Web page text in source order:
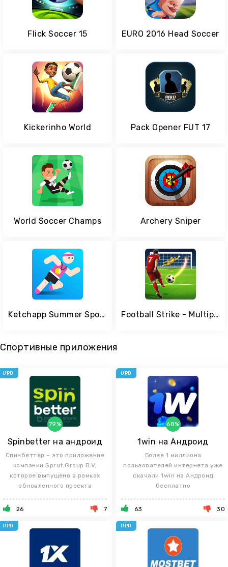
Flick Soccer 15 EURO 2016 Head Soccer
Kickerinho World Pack Opener FUT 17
World Soccer Champs Archery Sniper
Ketchapp Summer Sports Football Strike - Multiplayer Soccer
Спортивные приложения
Spinbetter на андроид
79%
Спинбеттер – это приложение
компании Sprut Group B.V,
которое выпущено в рамках
обновленного проекта
26 7
UPD
1win на Андроид
68%
Более 1 миллиона
пользователей интернета уже
скачали 1win на Андроид
бесплатно
63 30
UPD
UPD UPD